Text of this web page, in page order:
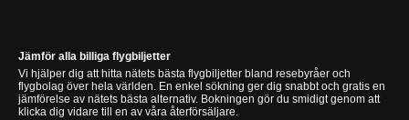
Jämför alla billiga flygbiljetter
Vi hjälper dig att hitta nätets bästa flygbiljetter bland resebyråer och
flygbolag över hela världen. En enkel sökning ger dig snabbt och gratis en
jämförelse av nätets bästa alternativ. Bokningen gör du smidigt genom att
klicka dig vidare till en av våra återförsäljare.